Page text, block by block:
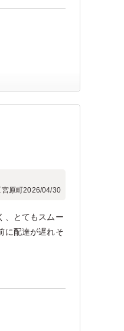
原町2026/04/30
、とてもスムー
に配達が遅れそ